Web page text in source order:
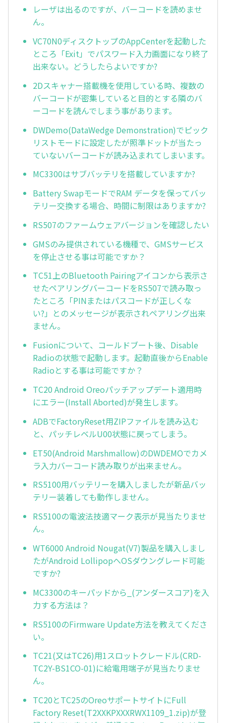
レーザは出るのですが、バーコードを読めませ
ん。
VC70N0ディスクトップのAppCenterを起動した
ところ「Exit」でパスワード入力画面になり終了
出来ない。どうしたらよいですか?
2Dスキャナー搭載機を使用している時、複数の
バーコードが密集していると目的とする隣のバ
ーコードを読んでしまう事があります。
DWDemo(DataWedge Demonstration)でピック
リストモードに設定したが照準ドットが当たっ
ていないバーコードが読み込まれてしまいます。
MC3300はサブバッテリを搭載していますか?
Battery SwapモードでRAM データを保ってバッ
テリー交換する場合、時間に制限はありますか?
RS507のファームウェアバージョンを確認したい
GMSのみ提供されている機種で、GMSサービス
を停止させる事は可能ですか？
TC51上のBluetooth Pairingアイコンから表示さ
せたペアリングバーコードをRS507で読み取っ
たところ「PINまたはパスコードが正しくな
い?」とのメッセージが表示されペアリング出来
ません。
Fusionについて、コールドブート後、Disable
Radioの状態で起動します。起動直後からEnable
Radioとする事は可能ですか？
TC20 Android Oreoパッチアップデート適用時
にエラー(Install Aborted)が発生します。
ADBでFactoryReset用ZIPファイルを読み込む
と、パッチレベルU00状態に戻ってしまう。
ET50(Android Marshmallow)のDWDEMOでカメ
ラ入力バーコード読み取りが出来ません。
RS5100用バッテリーを購入しましたが新品バッ
テリー装着しても動作しません。
RS5100の電波法技適マーク表示が見当たりませ
ん。
WT6000 Android Nougat(V7)製品を購入しまし
たがAndroid LollipopへOSダウングレード可能
ですか?
MC3300のキーパッドから_(アンダースコア)を入
力する方法は？
RS5100のFirmware Update方法を教えてくださ
い。
TC21(又はTC26)用1スロットクレードル(CRD-
TC2Y-BS1CO-01)に給電用端子が見当たりませ
ん。
TC20とTC25のOreoサポートサイトにFull
Factory Reset(T2XXKPXXXRWX1109_1.zip)が登